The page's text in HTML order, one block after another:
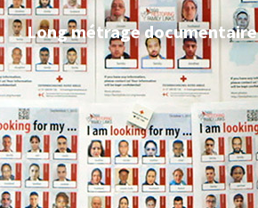
Long métrage documentaire